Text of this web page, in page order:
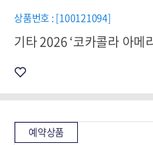
상품번호 : [100121094]
기타 2026 ‘코카콜라 아메
예약상품